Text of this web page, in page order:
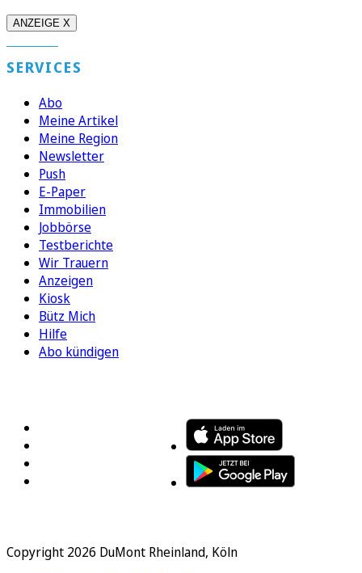
ANZEIGE X
SERVICES
Abo
Meine Artikel
Meine Region
Newsletter
Push
E-Paper
Immobilien
Jobbörse
Testberichte
Wir Trauern
Anzeigen
Kiosk
Bütz Mich
Hilfe
Abo kündigen
Copyright 2026 DuMont Rheinland, Köln